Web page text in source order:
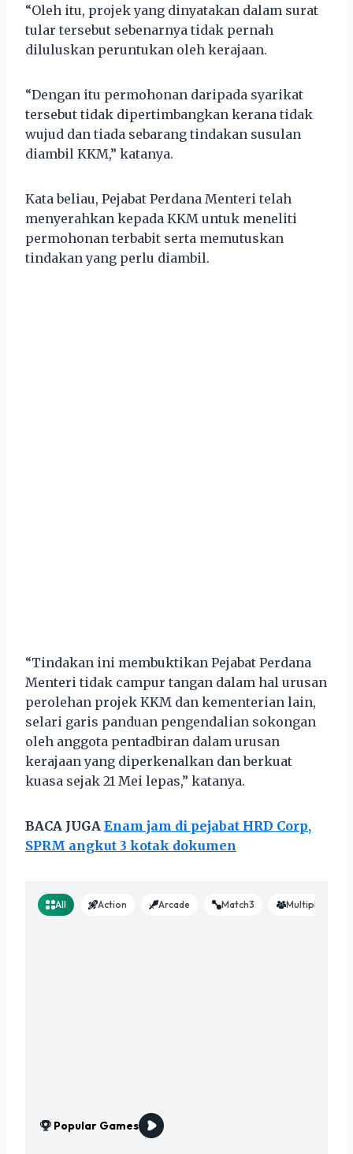
“Oleh itu, projek yang dinyatakan dalam surat
tular tersebut sebenarnya tidak pernah
diluluskan peruntukan oleh kerajaan.
“Dengan itu permohonan daripada syarikat
tersebut tidak dipertimbangkan kerana tidak
wujud dan tiada sebarang tindakan susulan
diambil KKM,” katanya.
Kata beliau, Pejabat Perdana Menteri telah
menyerahkan kepada KKM untuk meneliti
permohonan terbabit serta memutuskan
tindakan yang perlu diambil.
“Tindakan ini membuktikan Pejabat Perdana
Menteri tidak campur tangan dalam hal urusan
perolehan projek KKM dan kementerian lain,
selari garis panduan pengendalian sokongan
oleh anggota pentadbiran dalam urusan
kerajaan yang diperkenalkan dan berkuat
kuasa sejak 21 Mei lepas,” katanya.
BACA JUGA Enam jam di pejabat HRD Corp,
SPRM angkut 3 kotak dokumen